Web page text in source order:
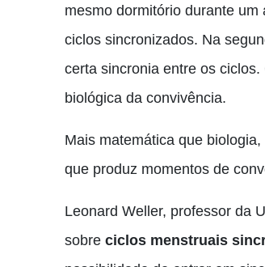
mesmo dormitório durante
ciclos sincronizados. Na
certa sincronia entre os
biológica da convivência.
Mais matemática que
que produz momentos de
Leonard Weller, professor da
sobre ciclos menstruais